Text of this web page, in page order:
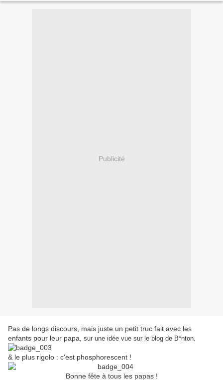
Publicité
Pas de longs discours, mais juste un petit truc fait avec les
enfants pour leur papa, sur une idée vue sur le blog de B*nton
& le plus rigolo : c'est phosphorescent !
Bonne fête à tous les papas !